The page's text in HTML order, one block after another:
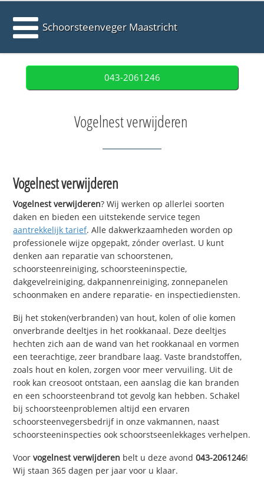
Schoorsteenveger Maastricht
043-2061246
Vogelnest verwijderen
Vogelnest verwijderen
Vogelnest verwijderen? Wij werken op allerlei soorten
daken en bieden een uitstekende service tegen
aantrekkelijk tarief. Alle dakwerkzaamheden worden op
professionele wijze opgepakt, zónder overlast. U kunt
denken aan reparatie van schoorstenen,
schoorsteenreiniging, schoorsteeninspectie,
dakgevelreiniging, dakpannenreiniging, zonnepanelen
schoonmaken en andere reparatie- en inspectiediensten.
Bij het stoken(verbranden) van hout, kolen of olie komen
onverbrande deeltjes in het rookkanaal. Deze deeltjes
hechten zich aan de wand van het rookkanaal en vormen
een teerachtige, zeer brandbare laag. Vaste brandstoffen,
zoals hout en kolen, zorgen voor meer vervuiling. Uit de
rook kan creosoot ontstaan, een aanslag die kan branden
en een schoorsteenbrand tot gevolg kan hebben. Schakel
bij schoorsteenproblemen altijd een ervaren
schoorsteenvegersbedrijf in onze vakmannen, naast
schoorsteeninspecties ook schoorstseenlekkages verhelpen.
Voorvogelnest verwijderen belt u deze avond043-2061246!
Wij staan 365 dagen per jaar voor u klaar.